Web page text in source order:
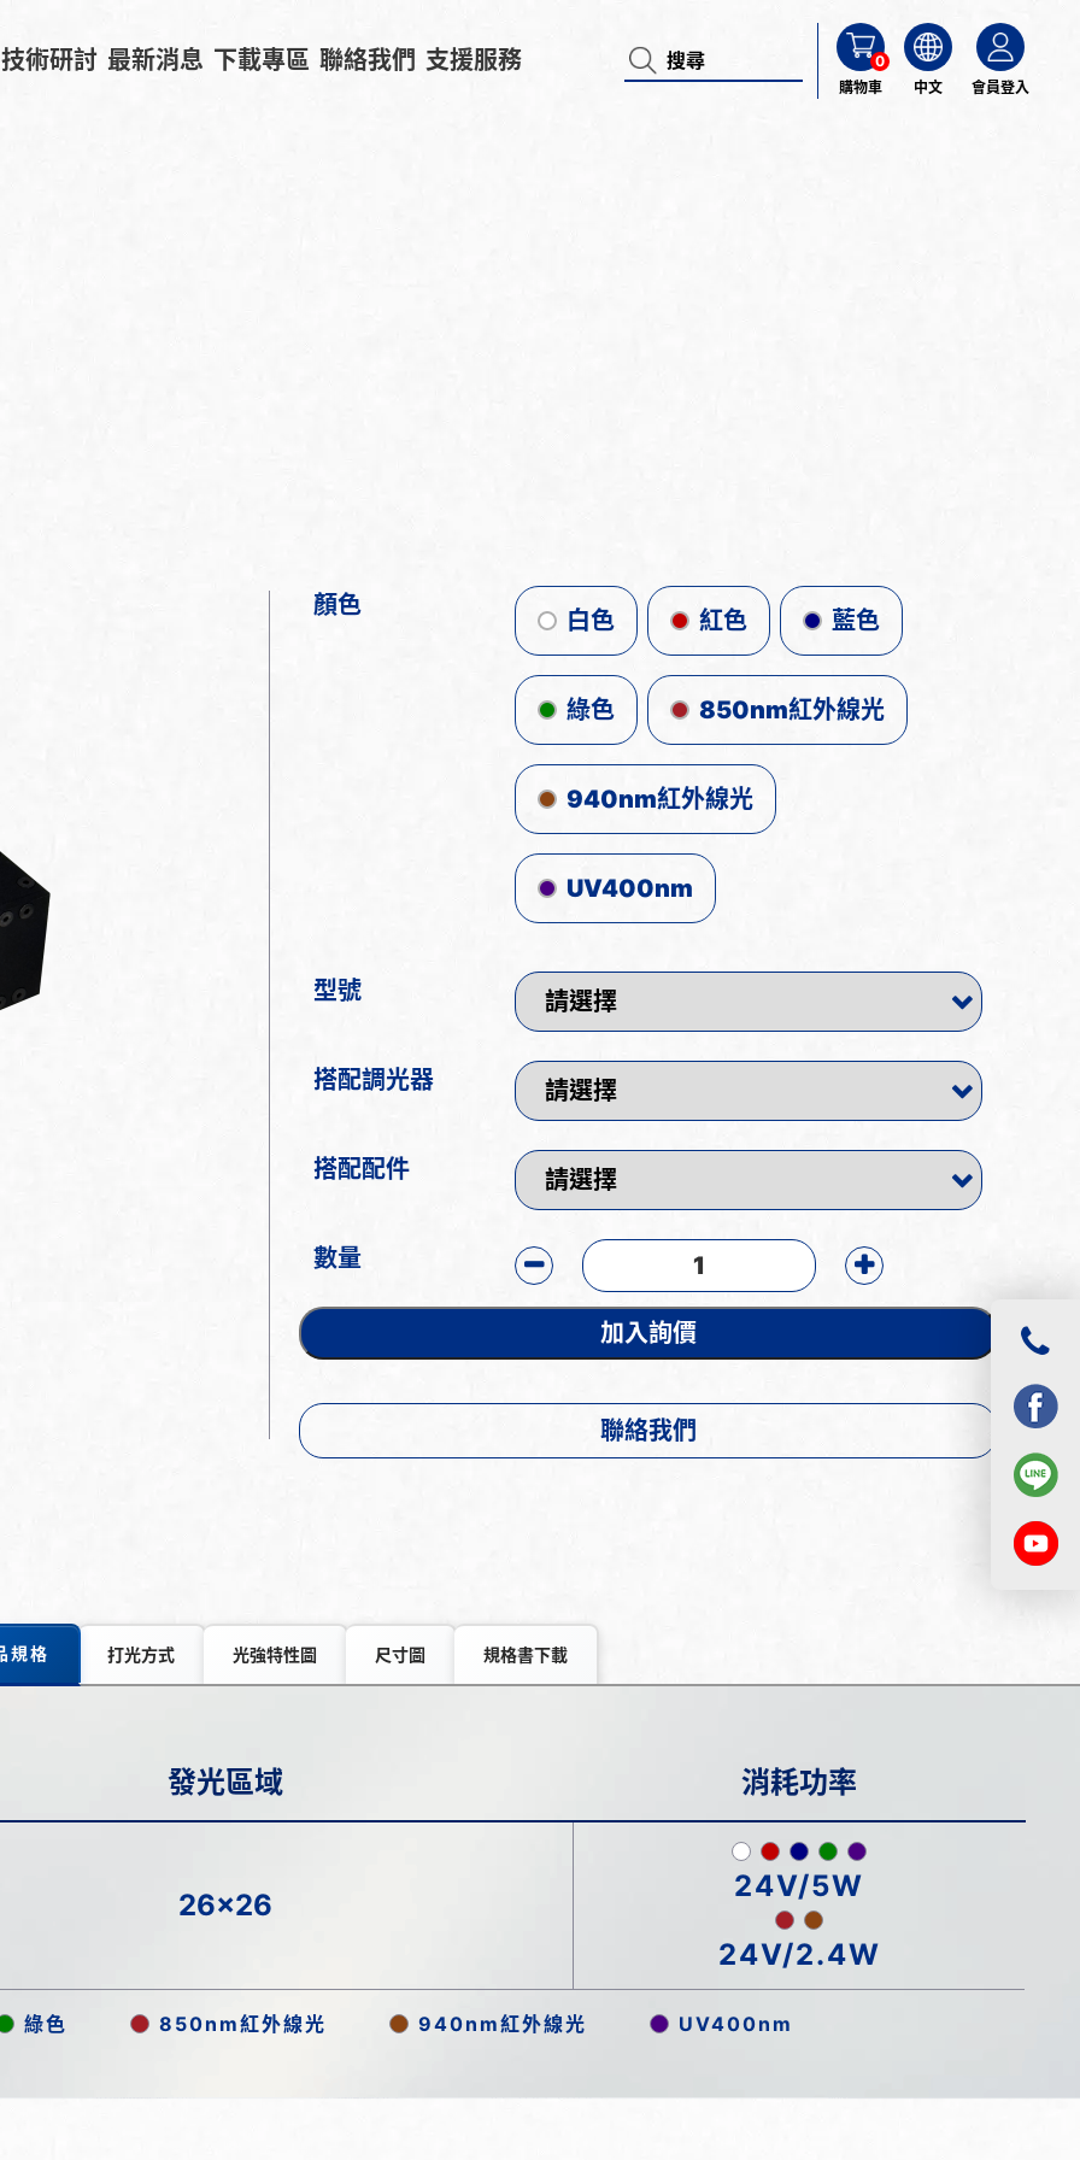
技術研討 最新消息 下載專區 聯絡我們 支援服務
0
購物車
中文 會員登入
顏色
白色 紅色 藍色
綠色 850nm紅外線光
940nm紅外線光
UV400nm
型號
搭配調光器
搭配配件
數量
加入詢價
聯絡我們
規格 打光方式 光強特性圖 尺寸圖 規格書下載
發光區域 消耗功率
26x26
24V/5W
24V/2.4W
綠色 850nm紅外線光 940nm紅外線光 UV400nm